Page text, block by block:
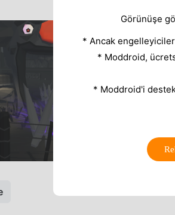
Görünüşe
* Ancak
* Moddroid,
* Moddroid'i